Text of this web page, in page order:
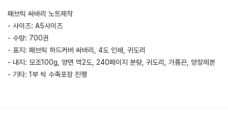
패브릭 싸바리 노트제작
- 사이즈: A5사이즈
- 수량: 700권
- 표지: 패브릭 하드커버 싸바리, 4도 인쇄, 귀도리
- 내지: 모조100g, 양면 먹2도, 240페이지 분량, 귀도리, 가름끈, 양장제본
- 기타: 1부 씩 수축포장 진행